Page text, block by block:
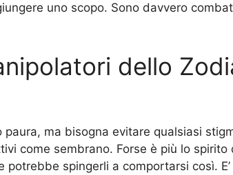
uno scopo. Sono davvero
dello
ma bisogna evitare qualsiasi
come sembrano. Forse è più lo spirito
potrebbe spingerli a comportarsi così.